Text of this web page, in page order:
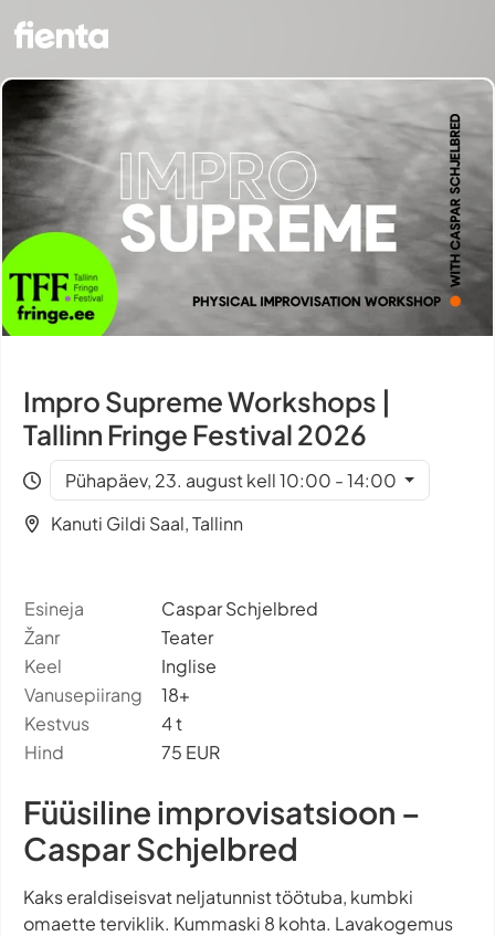
Impro Supreme Workshops |
Tallinn Fringe Festival 2026
Pühapäev, 23. august kell 10:00 - 14:00
Kanuti Gildi Saal, Tallinn
Esineja
Caspar Schjelbred
Žanr
Teater
Keel
Inglise
Vanusepiirang
18+
Kestvus
4 t
Hind
75 EUR
Füüsiline improvisatsioon –
Caspar Schjelbred
Kaks eraldiseisvat neljatunnist töötuba, kumbki
omaette terviklik. Kummaski 8 kohta. Lavakogemus